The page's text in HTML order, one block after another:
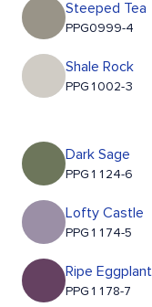
Steeped Tea
PPG0999-4
Shale Rock
PPG1002-3
Dark Sage
PPG1124-6
Lofty Castle
PPG1174-5
Ripe Eggplant
PPG1178-7